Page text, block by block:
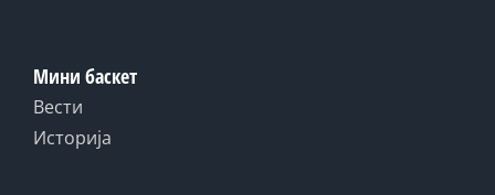
Мини баскет
Вести
Историја